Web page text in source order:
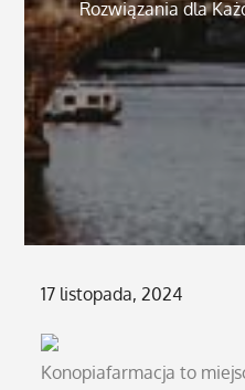
Rozwiązania dla
Posted
17 listopada, 2024
Konopiafarmacja to